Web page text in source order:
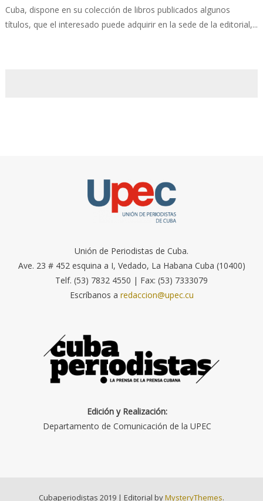
Cuba, dispone en su colección de libros publicados algunos
títulos, que el interesado puede adquirir en la sede de la editorial,...
Unión de Periodistas de Cuba.
Ave. 23 # 452 esquina a I, Vedado, La Habana Cuba (10400)
Telf. (53) 7832 4550 | Fax: (53) 7333079
Escríbanos a redaccion@upec.cu
Edición y Realización:
Departamento de Comunicación de la UPEC
Cubaperiodistas 2019 | Editorial byMysteryThemes.